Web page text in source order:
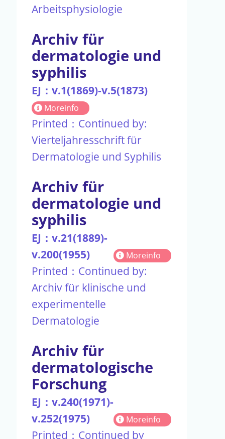
Arbeitsphysiologie
Archiv für
dermatologie und
syphilis
EJ：v.1(1869)-v.5(1873)
Moreinfo
Printed：Continued by:
Vierteljahresschrift für
Dermatologie und Syphilis
Archiv für
dermatologie und
syphilis
EJ：v.21(1889)-
v.200(1955)
Moreinfo
Printed：Continued by:
Archiv für klinische und
experimentelle
Dermatologie
Archiv für
dermatologische
Forschung
EJ：v.240(1971)-
v.252(1975)
Moreinfo
Printed：Continued by